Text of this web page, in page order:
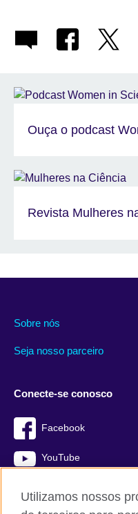
Ouça o podcast
Revista Mulheres
Sobre nós
Seja nosso parceiro
Conecte-se conosco
Facebook
YouTube
Utilizamos nossos